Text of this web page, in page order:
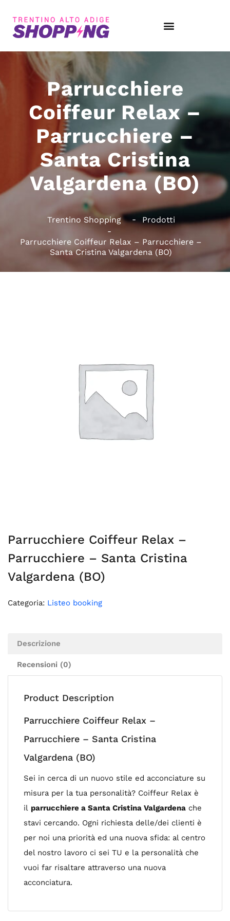
Parrucchiere
Coiffeur Relax –
Parrucchiere –
Santa Cristina
Valgardena (BO)
Trentino Shopping Prodotti
Parrucchiere Coiffeur Relax – Parrucchiere –
Santa Cristina Valgardena (BO)
Parrucchiere Coiffeur Relax –
Parrucchiere – Santa Cristina
Valgardena (BO)
Categoria: Listeo booking
Descrizione
Recensioni (0)
Product Description
Parrucchiere Coiffeur Relax –
Parrucchiere – Santa Cristina
Valgardena (BO)
Sei in cerca di un nuovo stile ed acconciature su
misura per la tua personalità? Coiffeur Relax è
il parrucchiere a Santa Cristina Valgardena che
stavi cercando. Ogni richiesta delle/dei clienti è
per noi una priorità ed una nuova sfida: al centro
del nostro lavoro ci sei TU e la personalità che
vuoi far risaltare attraverso una nuova
acconciatura.